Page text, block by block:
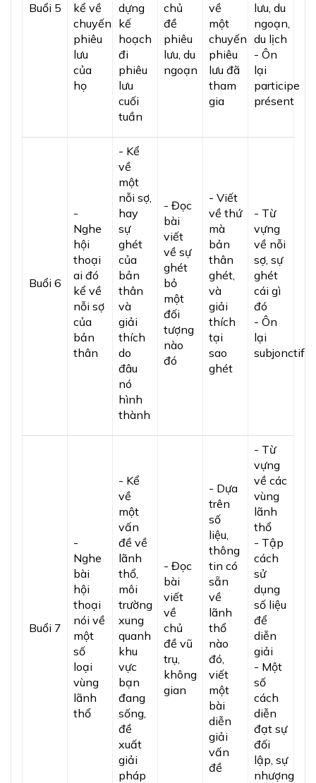
Buổi 5
kể về
chuyến
phiêu
lưu
của
họ
dựng
kế
hoạch
đi
phiêu
lưu
cuối
tuần
chủ
đề
phiêu
lưu, du
ngoạn
về
một
chuyến
phiêu
lưu đã
tham
gia
lưu, du
ngoạn,
du lịch
- Ôn
lại
participe
présent
Buổi 6
-
Nghe
hội
thoại
ai đó
kể về
nỗi sợ
của
bản
thân
- Kể
về
một
nỗi sợ,
hay
sự
ghét
của
bản
thân
và
giải
thích
do
đâu
nó
hình
thành
- Đọc
bài
viết
về sự
ghét
bỏ
một
đối
tượng
nào
đó
- Viết
về thứ
mà
bản
thân
ghét,
và
giải
thích
tại
sao
ghét
- Từ
vựng
về nỗi
sợ, sự
ghét
cái gì
đó
- Ôn
lại
subjonctif
Buổi 7
-
Nghe
bài
hội
thoại
nói về
một
số
loại
vùng
lãnh
thổ
- Kể
về
một
vấn
đề về
lãnh
thổ,
môi
trường
xung
quanh
khu
vực
bạn
đang
sống,
đề
xuất
giải
pháp
- Đọc
bài
viết
về
chủ
đề vũ
trụ,
không
gian
- Dựa
trên
số
liệu,
thông
tin có
sẵn
về
lãnh
thổ
nào
đó,
viết
một
bài
diễn
giải
vấn
đề
- Từ
vựng
về các
vùng
lãnh
thổ
- Tập
cách
sử
dụng
số liệu
để
diễn
giải
- Một
số
cách
diễn
đạt sự
đối
lập, sự
nhượng